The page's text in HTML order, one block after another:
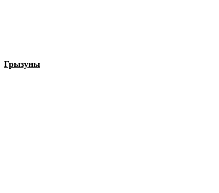
Грызуны